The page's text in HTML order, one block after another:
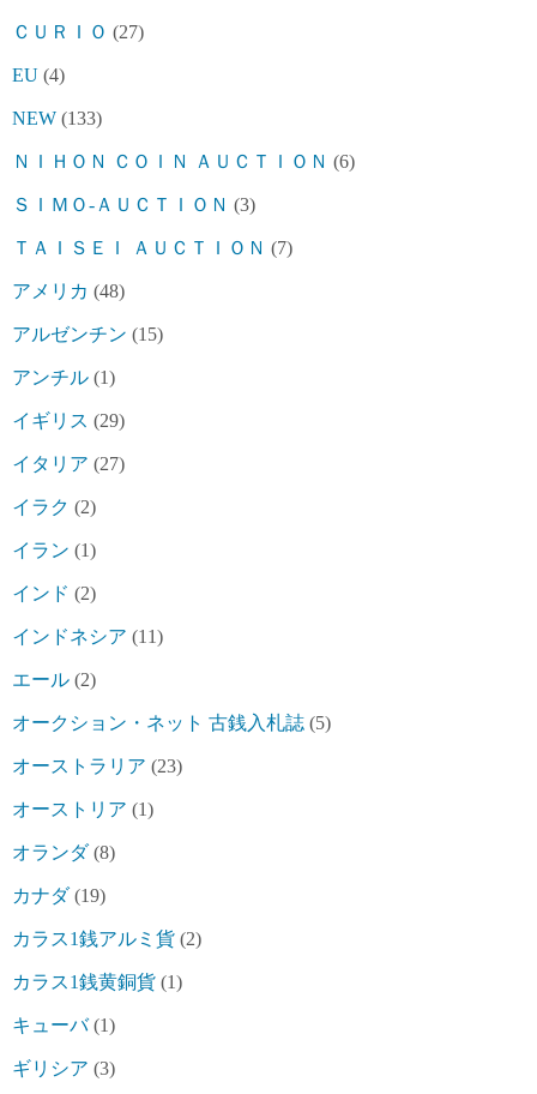
ＣＵＲＩＯ (27)
EU (4)
NEW (133)
ＮＩＨＯＮ ＣＯＩＮ ＡＵＣＴＩＯＮ (6)
ＳＩＭＯ-ＡＵＣＴＩＯＮ (3)
ＴＡＩＳＥＩ ＡＵＣＴＩＯＮ (7)
アメリカ (48)
アルゼンチン (15)
アンチル (1)
イギリス (29)
イタリア (27)
イラク (2)
イラン (1)
インド (2)
インドネシア (11)
エール (2)
オークション・ネット 古銭入札誌 (5)
オーストラリア (23)
オーストリア (1)
オランダ(8)
カナダ(19)
カラス1銭アルミ貨 (2)
カラス1銭黄銅貨 (1)
キューバ(1)
ギリシア (3)